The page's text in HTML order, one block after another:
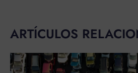
ARTÍCULOS